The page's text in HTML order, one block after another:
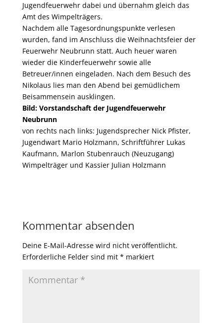
Jugendfeuerwehr dabei und übernahm gleich das
Amt des Wimpelträgers.
Nachdem alle Tagesordnungspunkte verlesen
wurden, fand im Anschluss die Weihnachtsfeier der
Feuerwehr Neubrunn statt. Auch heuer waren
wieder die Kinderfeuerwehr sowie alle
Betreuer/innen eingeladen. Nach dem Besuch des
Nikolaus lies man den Abend bei gemüdlichem
Beisammensein ausklingen.
Bild: Vorstandschaft der Jugendfeuerwehr
Neubrunn
von rechts nach links: Jugendsprecher Nick Pfister,
Jugendwart Mario Holzmann, Schriftführer Lukas
Kaufmann, Marlon Stubenrauch (Neuzugang)
Wimpelträger und Kassier Julian Holzmann
Kommentar absenden
Deine E-Mail-Adresse wird nicht veröffentlicht.
Erforderliche Felder sind mit * markiert